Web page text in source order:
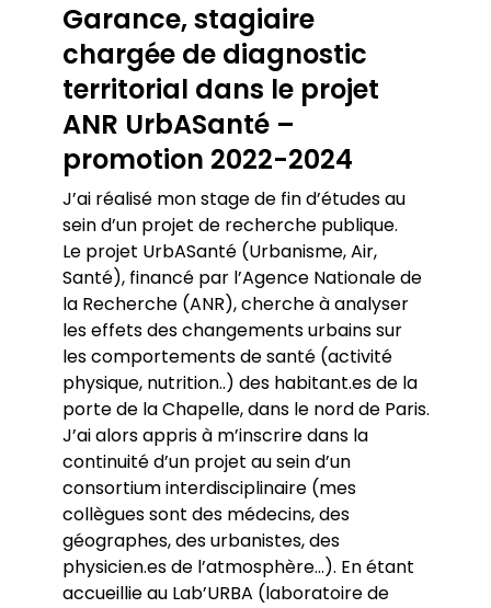
Garance, stagiaire
chargée de diagnostic
territorial dans le projet
ANR UrbASanté –
promotion 2022-2024
J’ai réalisé mon stage de fin d’études au
sein d’un projet de recherche publique.
Le projet UrbASanté (Urbanisme, Air,
Santé), financé par l’Agence Nationale de
la Recherche (ANR), cherche à analyser
les effets des changements urbains sur
les comportements de santé (activité
physique, nutrition..) des habitant.es de la
porte de la Chapelle, dans le nord de Paris.
J’ai alors appris à m’inscrire dans la
continuité d’un projet au sein d’un
consortium interdisciplinaire (mes
collègues sont des médecins, des
géographes, des urbanistes, des
physicien.es de l’atmosphère…). En étant
accueillie au Lab’URBA (laboratoire de